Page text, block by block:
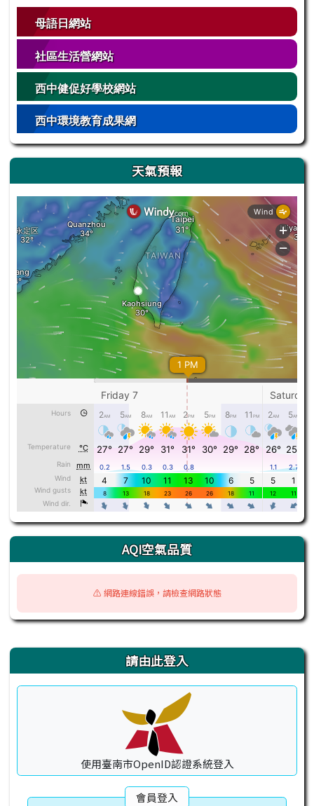
母語日網站
社區生活營網站
西中健促好學校網站
西中環境教育成果網
天氣預報
AQI空氣品質
⚠️ 網路連線錯誤，請檢查網路狀態
右邊區域內容 請由此登入
使用臺南市OpenID認證系統登入
會員登入